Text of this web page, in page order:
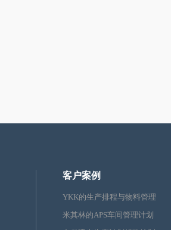
客户案例
YKK的生产排程与物料管理
米其林的APS车间管理计划